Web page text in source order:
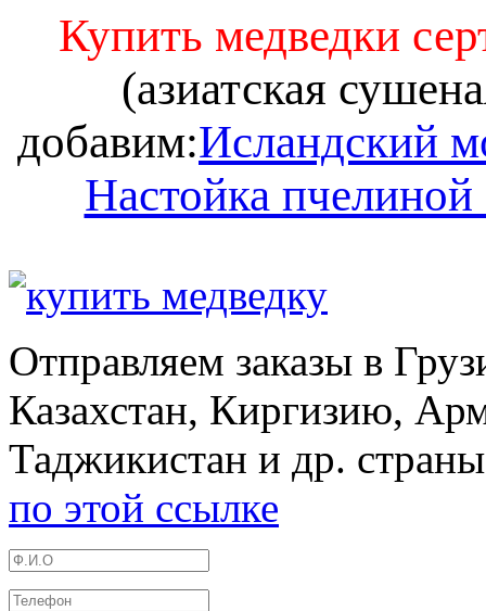
Купить медведки
(азиатская
добавим:Исландский
Настойка пчелиной
Отправляем заказы в
Казахстан, Киргизию,
Таджикистан и др.
по этой ссылке